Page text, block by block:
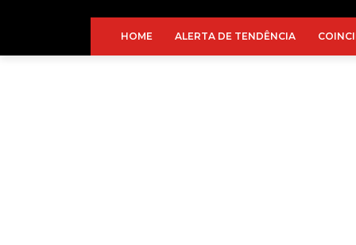
HOME ALERTA DE TENDÊNCIA